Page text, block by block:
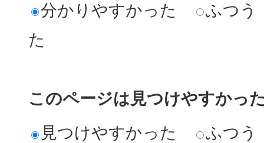
分かりやすかった
ふつう
た
このページは見つけやすかっ
見つけやすかった
ふつう